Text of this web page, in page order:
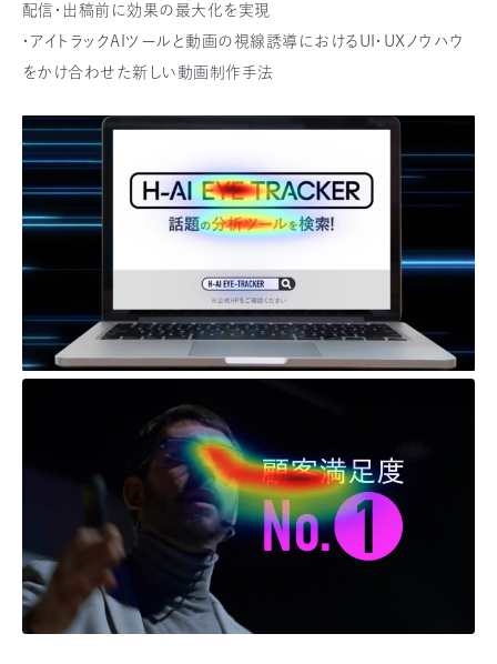
配信・出稿前に効果の最大化を実現
・アイトラックAIツールと動画の視線誘導におけるUI・UXノウハウ
をかけ合わせた新しい動画制作手法